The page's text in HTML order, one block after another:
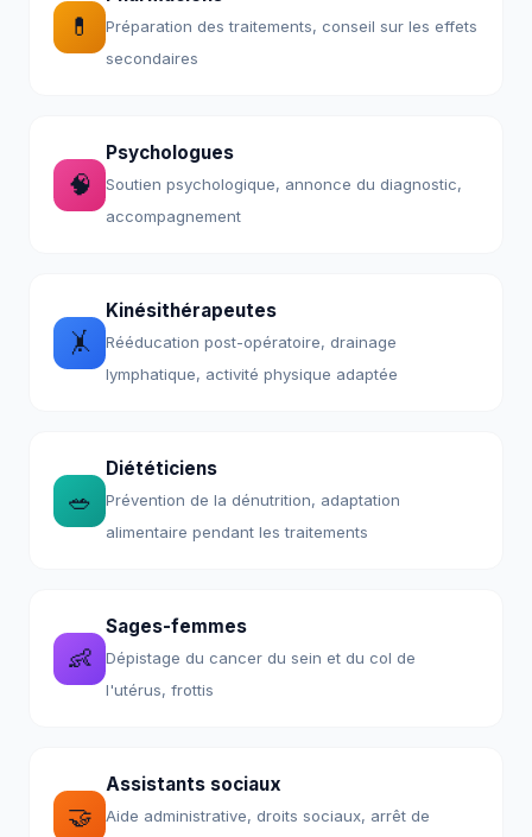
💊
Préparation des traitements, conseil sur les effets
secondaires
🧠
Psychologues
Soutien psychologique, annonce du diagnostic,
accompagnement
🤸
Kinésithérapeutes
Rééducation post-opératoire, drainage
lymphatique, activité physique adaptée
🥗
Diététiciens
Prévention de la dénutrition, adaptation
alimentaire pendant les traitements
👶
Sages-femmes
Dépistage du cancer du sein et du col de
l'utérus, frottis
🤝
Assistants sociaux
Aide administrative, droits sociaux, arrêt de